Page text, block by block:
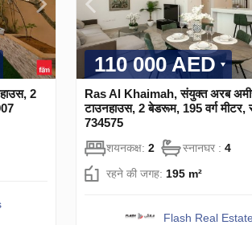
2
110 000 AED
Ras Al Khaimah, संयुक्त अरब
टाउनहाउस, 2 बेडरूम, 195 वर्ग मीटर,
734575
शयनकक्ष: 2 स्नानघर : 4
रहने की जगह: 195 m²
Flash Real Estate